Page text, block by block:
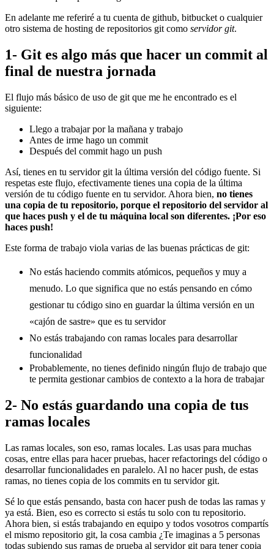
En adelante me referiré a tu cuenta de github, bitbucket o cualquier
otro sistema de hosting de repositorios git como servidor git.
1- Git es algo más que hacer un commit al
final de nuestra jornada
El flujo más básico de uso de git que me he encontrado es el
siguiente:
Llego a trabajar por la mañana y trabajo
Antes de irme hago un commit
Después del commit hago un push
Así, tienes en tu servidor git la última versión del código fuente. Si
respetas este flujo, efectivamente tienes una copia de la última
versión de tu código fuente en tu servidor. Ahora bien, no tienes
una copia de tu repositorio, porque el repositorio del servidor al
que haces push y el de tu máquina local son diferentes. ¡Por eso
haces push!
Este forma de trabajo viola varias de las buenas prácticas de git:
No estás haciendo commits atómicos, pequeños y muy a
menudo. Lo que significa que no estás pensando en cómo
gestionar tu código sino en guardar la última versión en un
«cajón de sastre» que es tu servidor
No estás trabajando con ramas locales para desarrollar
funcionalidad
Probablemente, no tienes definido ningún flujo de trabajo que
te permita gestionar cambios de contexto a la hora de trabajar
2- No estás guardando una copia de tus
ramas locales
Las ramas locales, son eso, ramas locales. Las usas para muchas
cosas, entre ellas para hacer pruebas, hacer refactorings del código o
desarrollar funcionalidades en paralelo. Al no hacer push, de estas
ramas, no tienes copia de los commits en tu servidor git.
Sé lo que estás pensando, basta con hacer push de todas las ramas y
ya está. Bien, eso es correcto si estás tu solo con tu repositorio.
Ahora bien, si estás trabajando en equipo y todos vosotros compartís
el mismo repositorio git, la cosa cambia ¿Te imaginas a 5 personas
todas subiendo sus ramas de prueba al servidor git para tener copia